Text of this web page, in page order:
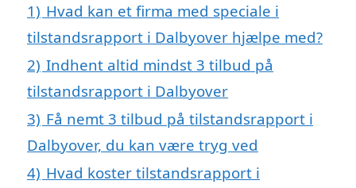
1) Hvad kan et firma med speciale i
tilstandsrapport i Dalbyover hjælpe med?
2) Indhent altid mindst 3 tilbud på
tilstandsrapport i Dalbyover
3) Få nemt 3 tilbud på tilstandsrapport i
Dalbyover, du kan være tryg ved
4) Hvad koster tilstandsrapport i